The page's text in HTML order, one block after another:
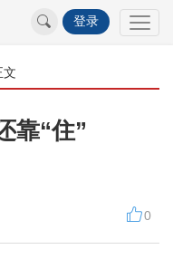
登录
文
靠“住”
0